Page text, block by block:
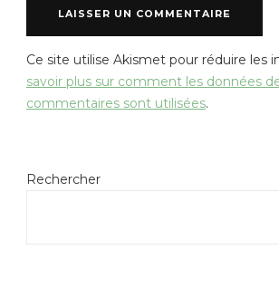
Ce site utilise Akismet pour réduire les
savoir plus sur comment les données
commentaires sont utilisées.
Rechercher